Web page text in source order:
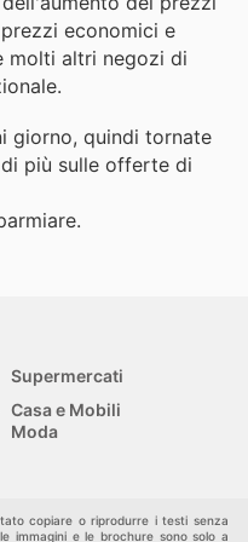
economici e
molti altri negozi di
giorno, quindi tornate
più sulle offerte di
Supermercati
Casa e Mobili
Moda
copiare o riprodurre i testi senza
immagini e le brochure sono solo a